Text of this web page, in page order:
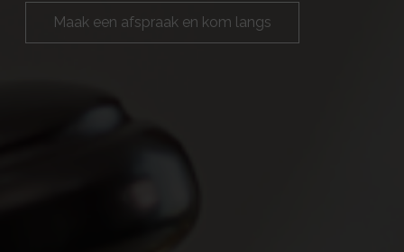
Maak een afspraak en kom langs